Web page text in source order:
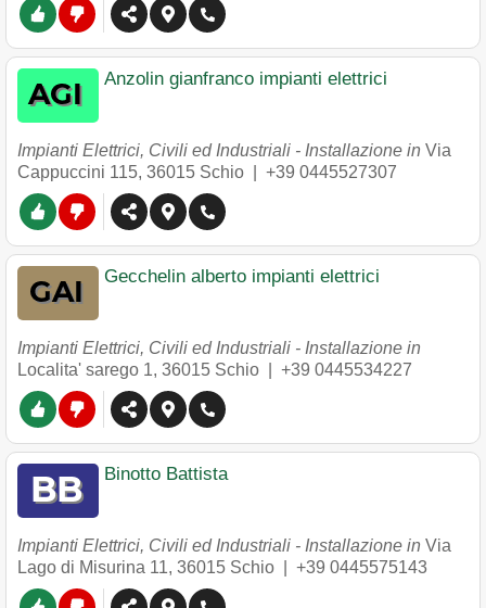
Anzolin gianfranco impianti elettrici
Impianti Elettrici, Civili ed Industriali - Installazione in Via
Cappuccini 115, 36015 Schio +39 0445527307
Gecchelin alberto impianti elettrici
Impianti Elettrici, Civili ed Industriali - Installazione in
Localita' sarego 1, 36015 Schio +39 0445534227
Binotto Battista
Impianti Elettrici, Civili ed Industriali - Installazione in Via
Lago di Misurina 11, 36015 Schio +39 0445575143